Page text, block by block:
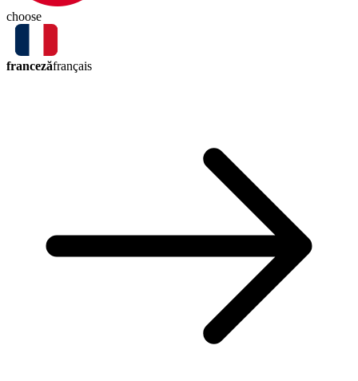
choose
francezăfrançais